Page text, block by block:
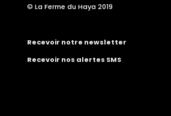
© La Ferme du Haya 2019
Recevoir notre newsletter
Recevoir nos alertes SMS